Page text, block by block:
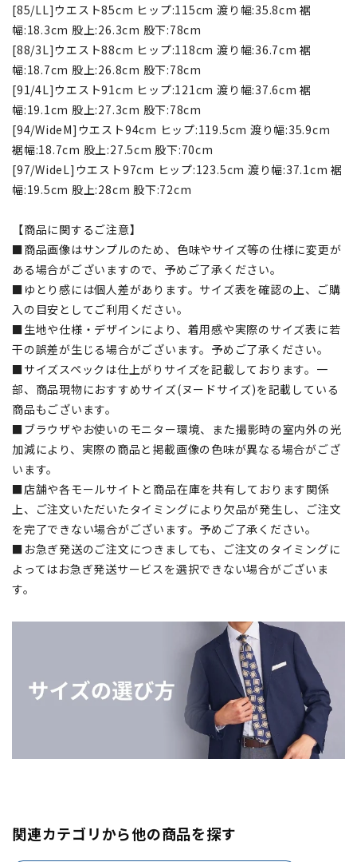
[85/LL]ウエスト85cm ヒップ:115cm 渡り幅:35.8cm 裾
幅:18.3cm 股上:26.3cm 股下:78cm
[88/3L]ウエスト88cm ヒップ:118cm 渡り幅:36.7cm 裾
幅:18.7cm 股上:26.8cm 股下:78cm
[91/4L]ウエスト91cm ヒップ:121cm 渡り幅:37.6cm 裾
幅:19.1cm 股上:27.3cm 股下:78cm
[94/WideM]ウエスト94cm ヒップ:119.5cm 渡り幅:35.9cm
裾幅:18.7cm 股上:27.5cm 股下:70cm
[97/WideL]ウエスト97cm ヒップ:123.5cm 渡り幅:37.1cm 裾
幅:19.5cm 股上:28cm 股下:72cm
【商品に関するご注意】
■商品画像はサンプルのため、色味やサイズ等の仕様に変更が
ある場合がございますので、予めご了承ください。
■ゆとり感には個人差があります。サイズ表を確認の上、ご購
入の目安としてご利用ください。
■生地や仕様・デザインにより、着用感や実際のサイズ表に若
干の誤差が生じる場合がございます。予めご了承ください。
■サイズスペックは仕上がりサイズを記載しております。一
部、商品現物におすすめサイズ(ヌードサイズ)を記載している
商品もございます。
■ブラウザやお使いのモニター環境、また撮影時の室内外の光
加減により、実際の商品と掲載画像の色味が異なる場合がござ
います。
■店舗や各モールサイトと商品在庫を共有しております関係
上、ご注文いただいたタイミングにより欠品が発生し、ご注文
を完了できない場合がございます。予めご了承ください。
■お急ぎ発送のご注文につきましても、ご注文のタイミングに
よってはお急ぎ発送サービスを選択できない場合がございま
す。
関連カテゴリから他の商品を探す